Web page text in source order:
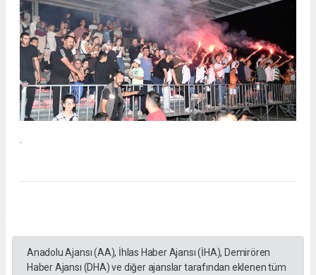
Anadolu Ajansı (AA), İhlas Haber Ajansı (İHA), Demirören
Haber Ajansı (DHA) ve diğer ajanslar tarafından eklenen tüm